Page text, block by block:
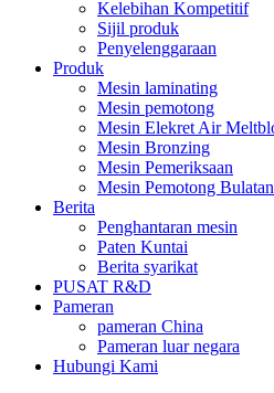
Kelebihan Kompetitif
Sijil produk
Penyelenggaraan
Produk
Mesin laminating
Mesin pemotong
Mesin Elekret Air
Mesin Bronzing
Mesin Pemeriksaan
Mesin Pemotong Bulatan
Berita
Penghantaran mesin
Paten Kuntai
Berita syarikat
PUSAT R&D
Pameran
pameran China
Pameran luar negara
Hubungi Kami